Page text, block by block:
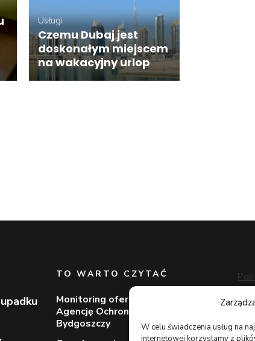
W celu świadczenia usług na
internetowej korzystamy z
Usługi
Czemu Dubaj jest
doskonałym miejscem
na wakacyjny urlop
TO WARTO CZYTAĆ
Monitoring oferowany przez
Agencję Ochrony Votum z
Bydgoszczy